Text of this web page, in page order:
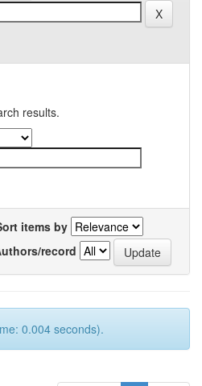
results.
items by
record
0.004 seconds).